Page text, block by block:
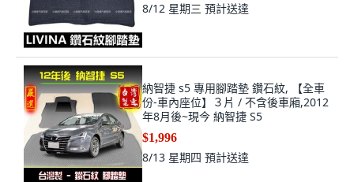
8/12 星期三 預計送達
納智捷 s5 專用腳踏墊 鑽石紋, 【全車
份-車內座位】３片 / 不含後車廂,2012
年8月後~現今 納智捷 S5
$1,996
8/13 星期四 預計送達